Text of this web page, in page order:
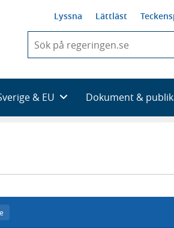
Lyssna Lättläst
du
skriva
framträder
en
& EU Dokument &